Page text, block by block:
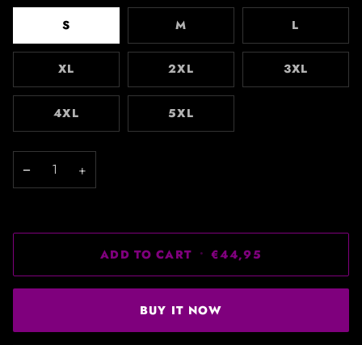
S M L
XL 2XL 3XL
4XL 5XL
− +
ADD TO CART • €44,95
BUY IT NOW